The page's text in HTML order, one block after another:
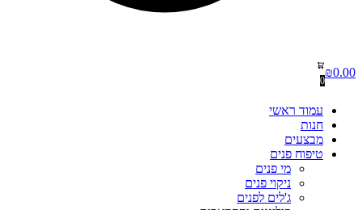
₪0.00
0
עמוד ראשי
חנות
מבצעים
טיפוח פנים
מי פנים
ניקוי פנים
ג'לים לפנים